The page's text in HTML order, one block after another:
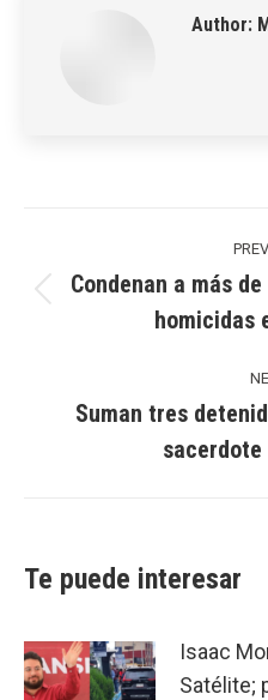
Author:
Condenan a más
homicidas
Suman tres
sacerdote
Te puede interesar
Isaac
Satélite;